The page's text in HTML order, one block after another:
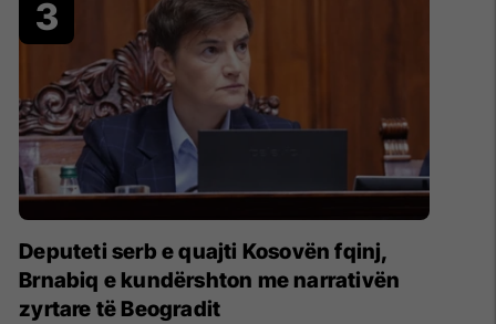
Deputeti serb e quajti Kosovën fqinj,
Brnabiq e kundërshton me narrativën
zyrtare të Beogradit